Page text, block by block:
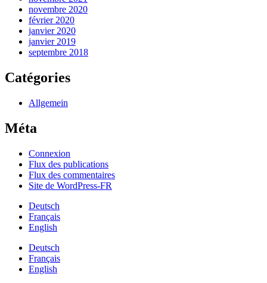
novembre 2020
février 2020
janvier 2020
janvier 2019
septembre 2018
Catégories
Allgemein
Méta
Connexion
Flux des publications
Flux des commentaires
Site de WordPress-FR
Deutsch
Français
English
Deutsch
Français
English